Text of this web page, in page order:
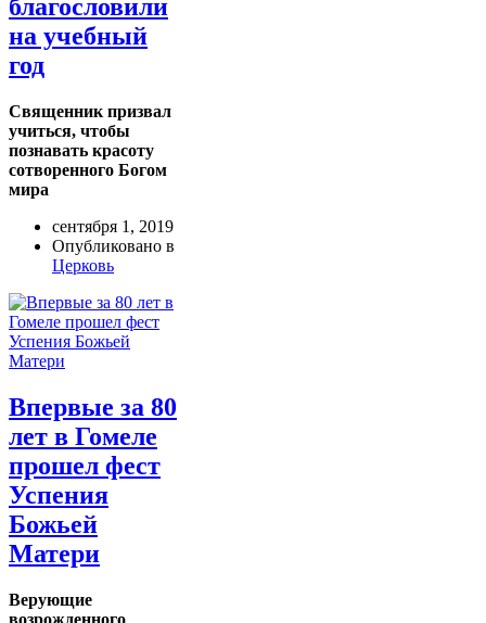
благословили
на учебный
год
Священник призвал
учиться, чтобы
познавать красоту
сотворенного Богом
мира
сентября 1, 2019
Опубликовано в
Церковь
Впервые за 80
лет в Гомеле
прошел фест
Успения
Божьей
Матери
Верующие
возрожденного